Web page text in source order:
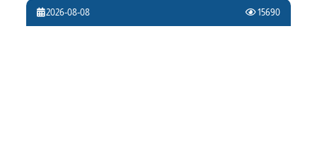
15690
2026-08-08